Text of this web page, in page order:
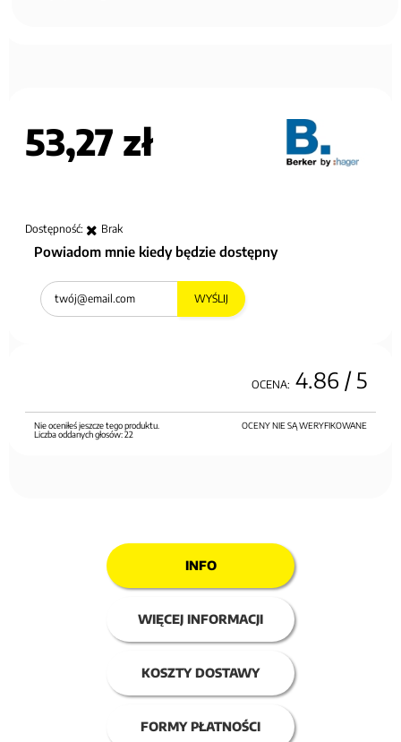
53,27 zł
Dostępność: Brak
Powiadom mnie kiedy będzie dostępny
WYŚLIJ
OCENA: 4.86 / 5
OCENY NIE SĄ WERYFIKOWANE
Nie oceniłeś jeszcze tego produktu.
Liczba oddanych głosów:22
INFO
WIĘCEJ INFORMACJI
KOSZTY DOSTAWY
FORMY PŁATNOŚCI